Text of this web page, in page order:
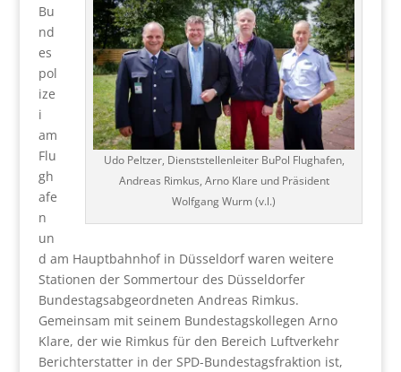
Udo Peltzer, Dienststellenleiter BuPol Flughafen,
Andreas Rimkus, Arno Klare und Präsident
Wolfgang Wurm (v.l.)
Bu
nd
es
pol
ize
i
am
Flu
gh
afe
n
un
d am Hauptbahnhof in Düsseldorf waren weitere
Stationen der Sommertour des Düsseldorfer
Bundestagsabgeordneten Andreas Rimkus.
Gemeinsam mit seinem Bundestagskollegen Arno
Klare, der wie Rimkus für den Bereich Luftverkehr
Berichterstatter in der SPD-Bundestagsfraktion ist,